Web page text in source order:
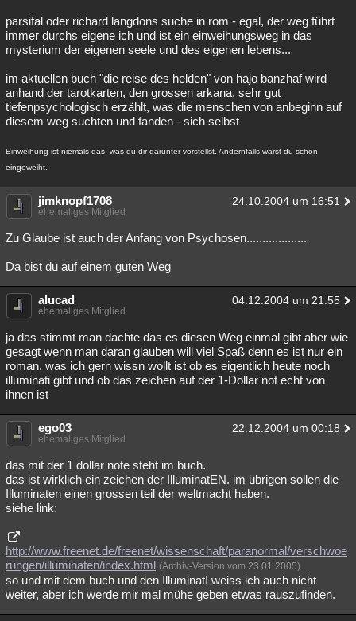
parsifal oder richard langdons suche in rom - egal, der weg führt
immer durchs eigene ich und ist ein einweihungsweg in das
mysterium der eigenen seele und des eigenen lebens...
im aktuellen buch "die reise des helden" von hajo banzhaf wird
anhand der tarotkarten, den grossen arkana, sehr gut
tiefenpsychologisch erzählt, was die menschen von anbeginn auf
diesem weg suchten und fanden - sich selbst
Einweihung ist niemals das, was du dir darunter vorstellst. Andernfalls wärst du schon
eingeweiht.
jimknopf1708 24.10.2004 um 16:51
ehemaliges Mitglied
Zu Glaube ist auch der Anfang von Psychosen...................
Da bist du auf einem guten Weg
alucad 04.12.2004 um 21:55
ehemaliges Mitglied
ja das stimmt man dachte das es diesen Weg einmal gibt aber wie
gesagt wenn man daran glauben will viel Spaß denn es ist nur ein
roman. was ich gern wissn wollt ist ob es eigentlich heute noch
illuminati gibt und ob das zeichen auf der 1-Dollar not echt von
ihnen ist
ego03 22.12.2004 um 00:18
ehemaliges Mitglied
das mit der 1 dollar note steht im buch.
das ist wirklich ein zeichen der IlluminatEN. im übrigen sollen die
Illuminaten einen grossen teil der weltmacht haben.
siehe link:
http://www.freenet.de/freenet/wissenschaft/paranormal/verschwoe
rungen/illuminaten/index.html (Archiv-Version vom 23.01.2005)
so und mit dem buch und den IlluminatI weiss ich auch nicht
weiter, aber ich werde mir mal mühe geben etwas rauszufinden.